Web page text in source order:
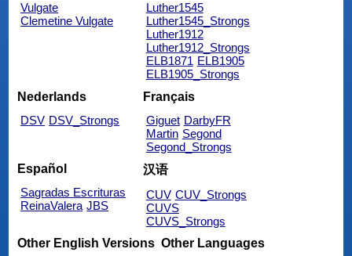
Vulgate
Clemetine Vulgate
Luther1545
Luther1545_Strongs
Luther1912
Luther1912_Strongs
ELB1871 ELB1905
ELB1905_Strongs
Nederlands
DSV DSV_Strongs
Français
Giguet DarbyFR
Martin Segond
Segond_Strongs
Español
Sagradas Escrituras
ReinaValera JBS
汉语
CUV CUV_Strongs
CUVS
CUVS_Strongs
Other English Versions Other Languages